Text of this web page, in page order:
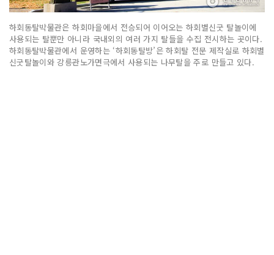
하회동탈박물관은 하회마을에서 전승되어 이어오는 하회별신굿 탈놀이에
사용되는 탈뿐만 아니라 국내외의 여러 가지 탈들을 수집 전시하는 곳이다.
하회동탈박물관에서 운영하는 ‘하회동탈방’은 하회탈 전문 제작실로 하회별
신굿탈놀이와 강릉관노가면극에서 사용되는 나무탈을 주로 만들고 있다.